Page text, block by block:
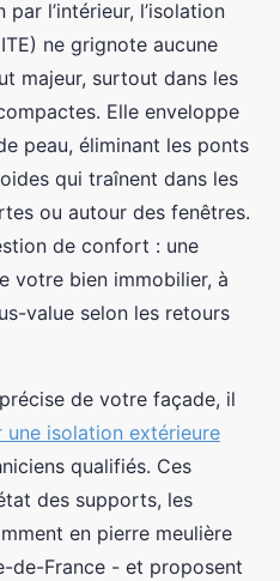
l’intérieur, l’isolation
ne grignote aucune
majeur, surtout dans les
Elle enveloppe
peau, éliminant les ponts
qui traînent dans les
ou autour des fenêtres.
de confort : une
votre bien immobilier, à
value selon les retours
de votre façade, il
une isolation extérieure
qualifiés. Ces
des supports, les
en pierre meulière
de-France - et proposent